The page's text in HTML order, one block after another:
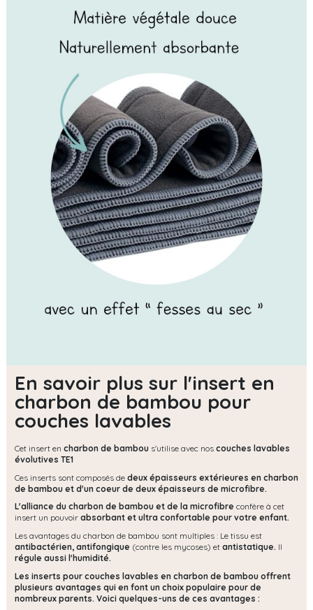
En savoir plus sur l'insert en
charbon de bambou pour
couches lavables
Cet insert en charbon de bambou s'utilise avec nos couches lavables
évolutives TE1
Ces inserts sont composés de deux épaisseurs extérieures en charbon
de bambou et d'un coeur de deux épaisseurs de microfibre.
L'alliance du charbon de bambou et de la microfibre confère à cet
insert un pouvoir absorbant et ultra confortable pour votre enfant.
Les avantages du charbon de bambou sont multiples : Le tissu est
antibactérien, antifongique (contre les mycoses) et antistatique. Il
régule aussi l'humidité.
Les inserts pour couches lavables en charbon de bambou offrent
plusieurs avantages qui en font un choix populaire pour de
nombreux parents. Voici quelques-uns de ces avantages :